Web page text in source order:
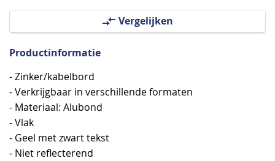
Vergelijken
Productinformatie
- Zinker/kabelbord
- Verkrijgbaar in verschillende formaten
- Materiaal: Alubond
- Vlak
- Geel met zwart tekst
- Niet reflecterend